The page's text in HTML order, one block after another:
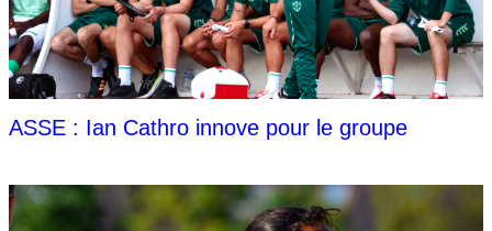
ASSE : Ian Cathro innove pour le groupe